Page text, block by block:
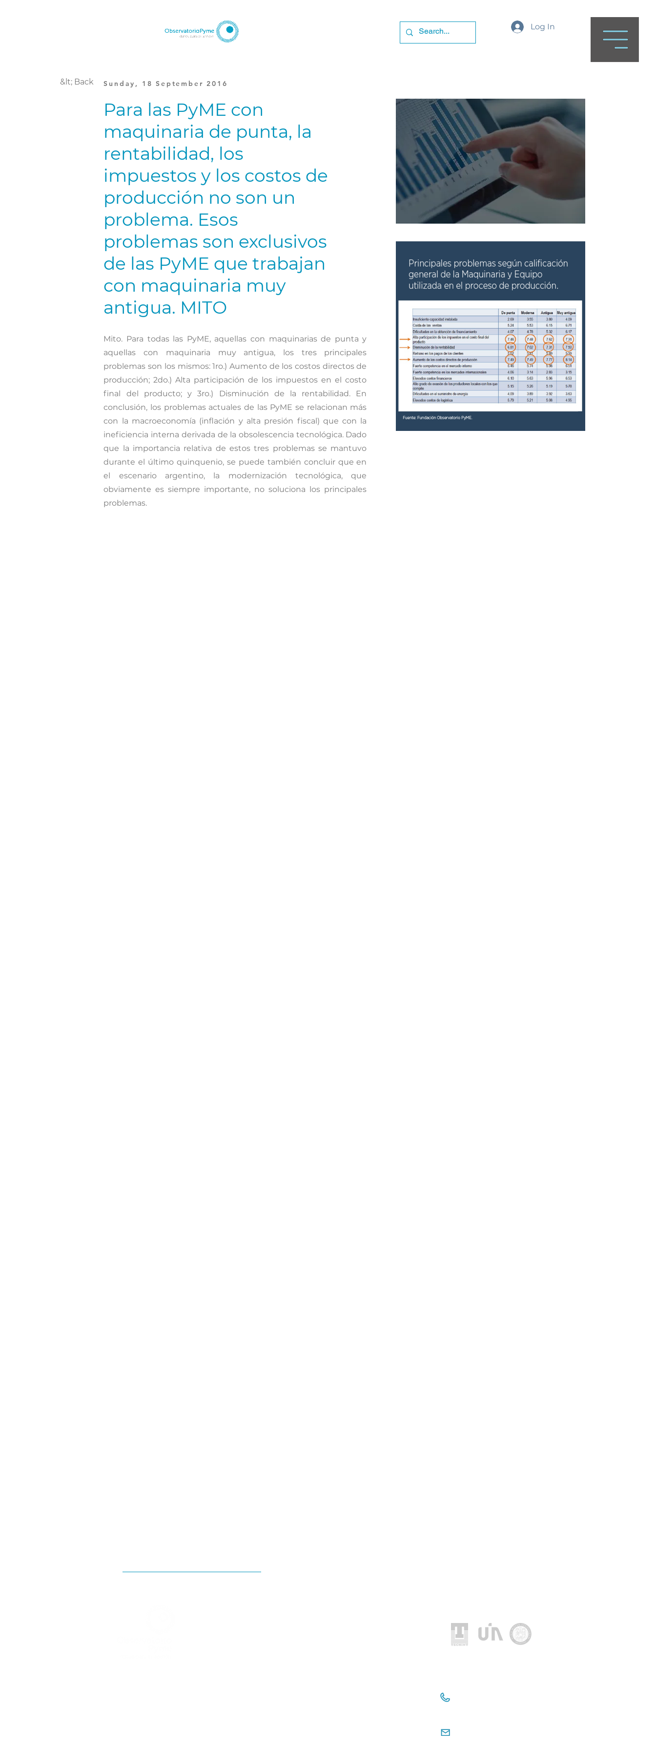
Log In
&lt; Back Sunday, 18 September 2016
Para las PyME con
maquinaria de punta, la
rentabilidad, los
impuestos y los costos de
producción no son un
problema. Esos
problemas son exclusivos
de las PyME que trabajan
con maquinaria muy
antigua. MITO
Mito. Para todas las PyME, aquellas con maquinarias de punta y
aquellas con maquinaria muy antigua, los tres principales
problemas son los mismos: 1ro.) Aumento de los costos directos de
producción; 2do.) Alta participación de los impuestos en el costo
final del producto; y 3ro.) Disminución de la rentabilidad. En
conclusión, los problemas actuales de las PyME se relacionan más
con la macroeconomía (inflación y alta presión fiscal) que con la
ineficiencia interna derivada de la obsolescencia tecnológica. Dado
que la importancia relativa de estos tres problemas se mantuvo
durante el último quinquenio, se puede también concluir que en
el escenario argentino, la modernización tecnológica, que
obviamente es siempre importante, no soluciona los principales
problemas.